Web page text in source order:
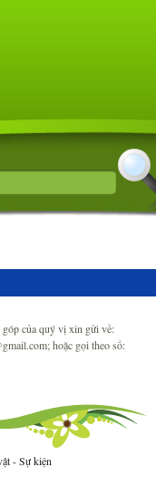
của quý vị xin gửi về:
hoặc gọi theo số:
- Sự kiện